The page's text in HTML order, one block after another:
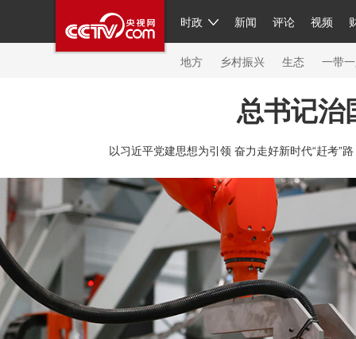
时政 新闻 评论 视频
人民领袖习近平 联播+ 中国
直播 片库 栏目大全 节目单
繁体 海外频道 iPanda
地方 乡村振兴 生态 一带
共产党员网 秧纪录 纪
新闻 国内 国际 评论 经济 军事 科技
人民领袖习近平 联播+ 热解读
小央视频 小央直播 直播中国 熊猫频
现场 前线 比划 快看 蓝海中国 新兵请入
体育 直播 竞猜 2026年世界杯 2026年冬奥
总书记治
以习近平党建思想为引领 奋力走好新时代“赶考”路